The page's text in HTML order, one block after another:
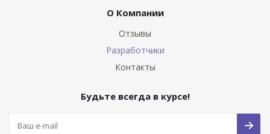
О Компании
Отзывы
Разработчики
Контакты
Будьте всегда в курсе!